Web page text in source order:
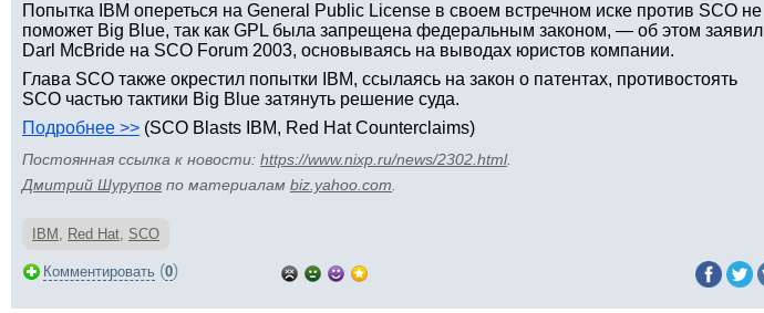
Попытка IBM опереться на General Public License в своем встречном иске против SCO не
поможет Big Blue, так как GPL была запрещена федеральным законом, — об этом заявил
Darl McBride на SCO Forum 2003, основываясь на выводах юристов компании.
Глава SCO также окрестил попытки IBM, ссылаясь на закон о патентах, противостоять
SCO частью тактики Big Blue затянуть решение суда.
Подробнее >> (SCO Blasts IBM, Red Hat Counterclaims)
Постоянная ссылка к новости: https://www.nixp.ru/news/2302.html.
Дмитрий Шурупов по материалам biz.yahoo.com
IBM , Red Hat, SCO
Комментировать (0)